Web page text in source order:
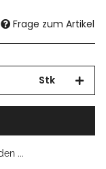
Frage zum Artikel
Stk
...